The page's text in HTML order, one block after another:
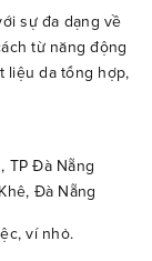
sự đa dạng về
từ năng động
liệu da tổng hợp,
TP Đà Nẵng
Đà Nẵng
ví nhỏ.